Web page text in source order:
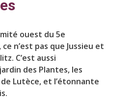
ouest du 5e
n’est pas que Jussieu et
C’est aussi
des Plantes, les
Lutèce, et l’étonnante